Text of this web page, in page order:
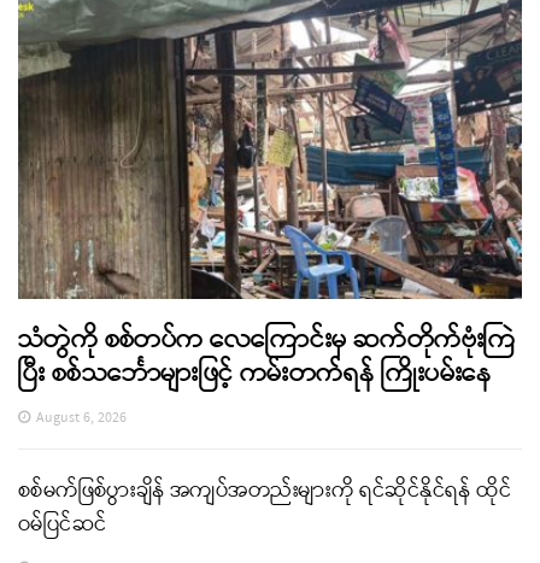
သံတွဲကို စစ်တပ်က လေကြောင်းမှ ဆက်တိုက်ဗုံးကြဲ
ပြီး စစ်သင်္ဘောများဖြင့် ကမ်းတက်ရန် ကြိုးပမ်းနေ
August 6, 2026
စစ်မက်ဖြစ်ပွားချိန် အကျပ်အတည်းများကို ရင်ဆိုင်နိုင်ရန် ထိုင်
ဝမ်ပြင်ဆင်